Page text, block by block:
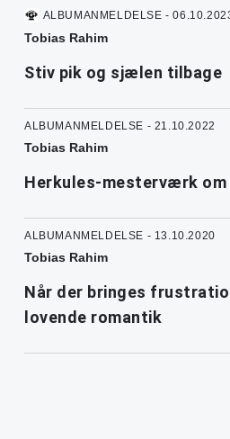
ALBUMANMELDELSE -
Tobias Rahim
Stiv pik og sjælen tilbage
ALBUMANMELDELSE - 21.10.2022
Tobias Rahim
Herkules-mesterværk om
ALBUMANMELDELSE - 13.10.2020
Tobias Rahim
Når der bringes
lovende romantik